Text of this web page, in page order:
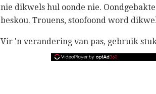
nie dikwels hul oonde nie.
beskou. Trouens, stoofoond word
Vir 'n verandering van pas, gebruik